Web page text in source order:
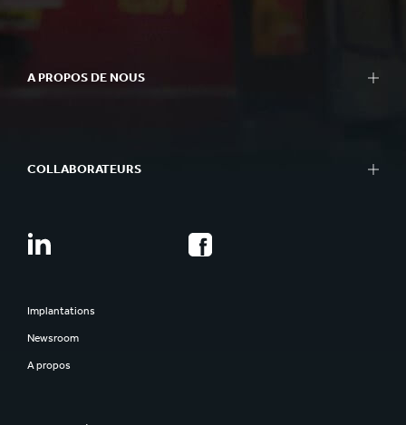
A PROPOS DE NOUS
COLLABORATEURS
Implantations
Newsroom
A propos